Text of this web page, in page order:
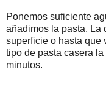
Ponemos suficiente
añadimos la pasta. La
superficie o hasta que
tipo de pasta casera
minutos.